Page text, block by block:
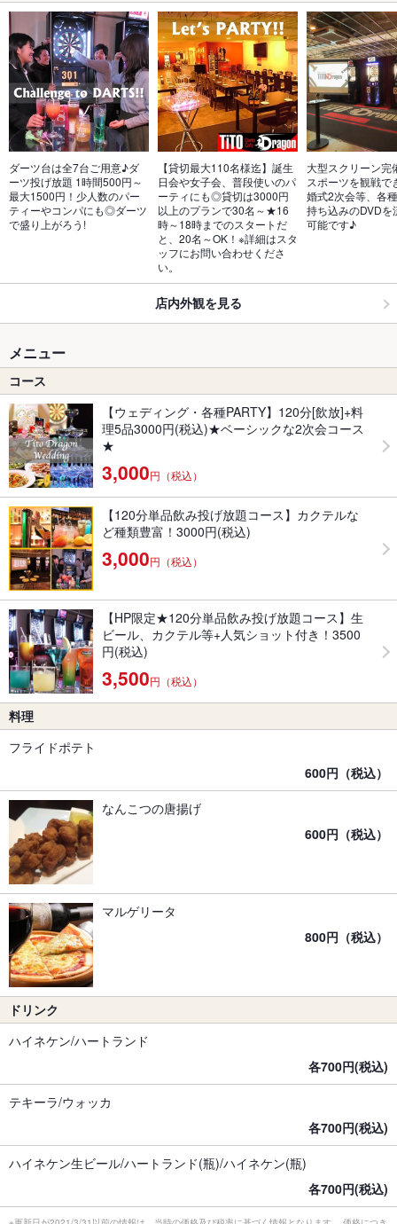
ダーツ台は全7台ご用意♪ダ
ーツ投げ放題 1時間500円～
最大1500円！少人数のパー
ティーやコンパにも◎ダーツ
で盛り上がろう!
【貸切最大110名様迄】誕生
日会や女子会、普段使いのパ
ーティにも◎貸切は3000円
以上のプランで30名～★16
時～18時までのスタートだ
と、20名～OK！※詳細はスタ
ッフにお問い合わせくださ
い。
大型スクリーン完
スポーツを観戦で
婚式2次会等、各
持ち込みのDVDを
可能です♪
店内外観を見る
メニュー
コース
【ウェディング・各種PARTY】120分[飲放]+料
理5品3000円(税込)★ベーシックな2次会コース
★
3,000円（税込）
【120分単品飲み投げ放題コース】カクテルな
ど種類豊富！3000円(税込)
3,000円（税込）
【HP限定★120分単品飲み投げ放題コース】生
ビール、カクテル等+人気ショット付き！3500
円(税込)
3,500円（税込）
料理
フライドポテト
600円（税込）
なんこつの唐揚げ
600円（税込）
マルゲリータ
800円（税込）
ドリンク
ハイネケン/ハートランド
各700円(税込)
テキーラ/ウォッカ
各700円(税込)
ハイネケン生ビール/ハートランド(瓶)/ハイネケン(瓶)
各700円(税込)